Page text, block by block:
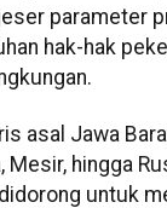
parameter
hak-hak
asal Jawa
Mesir, hingga
untuk